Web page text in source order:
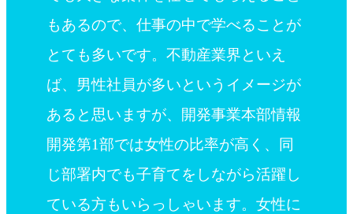
もあるので、仕事の中で学べることが
とても多いです。不動産業界といえ
ば、男性社員が多いというイメージが
あると思いますが、開発事業本部情報
開発第1部では女性の比率が高く、同
じ部署内でも子育てをしながら活躍し
ている方もいらっしゃいます。女性に